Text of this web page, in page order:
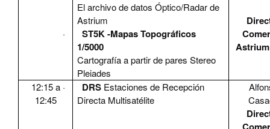
El archivo de datos Óptico/Radar de
Astrium
·
ST5K -Mapas Topográficos
1/5000
Cartografía a partir de pares Stereo
Pleiades
12:15 a
12:45
· DRS Estaciones de Recepción
Directa Multisatélite